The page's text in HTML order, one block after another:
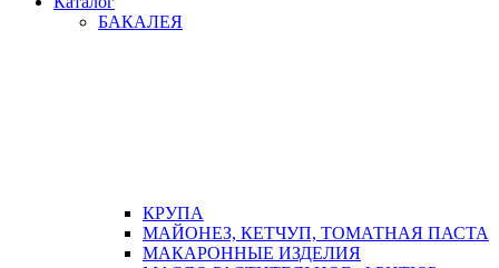
БАКАЛЕЯ
КРУПА
МАЙОНЕЗ, КЕТЧУП, ТОМАТНАЯ ПАСТА
МАКАРОННЫЕ ИЗДЕЛИЯ